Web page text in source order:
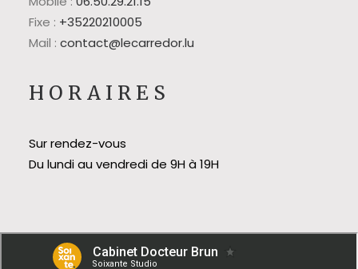
Fixe : +35220210005
Mail : contact@lecarredor.lu
HORAIRES
Sur rendez-vous
Du lundi au vendredi de 9H à 19H